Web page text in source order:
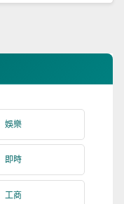
娛樂
即時
工商